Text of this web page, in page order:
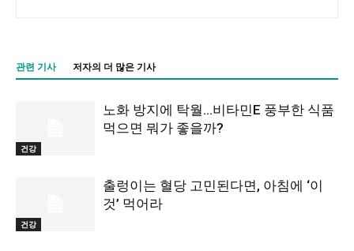
관련 기사 저자의 더 많은 기사
건강
노화 방지에 탁월…비타민E 풍부한 식품
먹으면 뭐가 좋을까?
건강
출렁이는 혈당 고민된다면, 아침에 ‘이
것’ 먹어라